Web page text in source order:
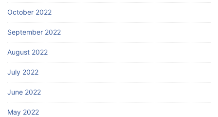
October 2022
September 2022
August 2022
July 2022
June 2022
May 2022